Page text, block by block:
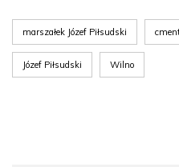
marszałek Józef Piłsudski
Józef Piłsudski Wilno